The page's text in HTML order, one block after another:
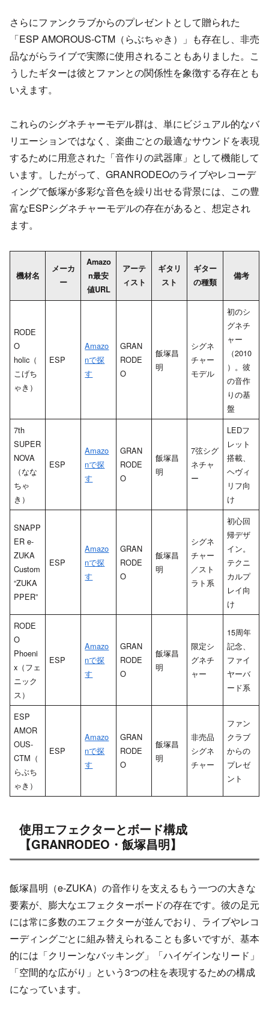
さらにファンクラブからのプレゼントとして贈られた
「ESP AMOROUS-CTM（らぶちゃき）」も存在し、非売
品ながらライブで実際に使用されることもありました。こ
うしたギターは彼とファンとの関係性を象徴する存在とも
いえます。
これらのシグネチャーモデル群は、単にビジュアル的なバ
リエーションではなく、楽曲ごとの最適なサウンドを表現
するために用意された「音作りの武器庫」として機能して
います。したがって、GRANRODEOのライブやレコーデ
ィングで飯塚が多彩な音色を繰り出せる背景には、この豊
富なESPシグネチャーモデルの存在があると、想定され
ます。
機材名
メーカ
ー
Amazo
n最安
値URL
アーテ
ィスト
ギタリ
スト
ギター
の種類
備考
RODE
O
holic（
こげち
ゃき）
ESP
Amazo
nで探
す
GRAN
RODE
O
飯塚昌
明
シグネ
チャー
モデル
初のシ
グネチ
ャー
（2010
）。彼
の音作
りの基
盤
7th
SUPER
NOVA
（なな
ちゃ
き）
ESP
Amazo
nで探
す
GRAN
RODE
O
飯塚昌
明
7弦シグ
ネチャ
ー
LEDフ
レット
搭載、
ヘヴィ
リフ向
け
SNAPP
ER e-
ZUKA
Custom
“ZUKA
PPER”
ESP
Amazo
nで探
す
GRAN
RODE
O
飯塚昌
明
シグネ
チャー
／スト
ラト系
初心回
帰デザ
イン。
テクニ
カルプ
レイ向
け
RODE
O
Phoeni
x（フェ
ニック
ス）
ESP
Amazo
nで探
す
GRAN
RODE
O
飯塚昌
明
限定シ
グネチ
ャー
15周年
記念、
ファイ
ヤーバ
ード系
ESP
AMOR
OUS-
CTM（
らぶち
ゃき）
ESP
Amazo
nで探
す
GRAN
RODE
O
飯塚昌
明
非売品
シグネ
チャー
ファン
クラブ
からの
プレゼ
ント
使用エフェクターとボード構成
【GRANRODEO・飯塚昌明】
飯塚昌明（e-ZUKA）の音作りを支えるもう一つの大きな
要素が、膨大なエフェクターボードの存在です。彼の足元
には常に多数のエフェクターが並んでおり、ライブやレコ
ーディングごとに組み替えられることも多いですが、基本
的には「クリーンなバッキング」「ハイゲインなリード」
「空間的な広がり」という3つの柱を表現するための構成
になっています。